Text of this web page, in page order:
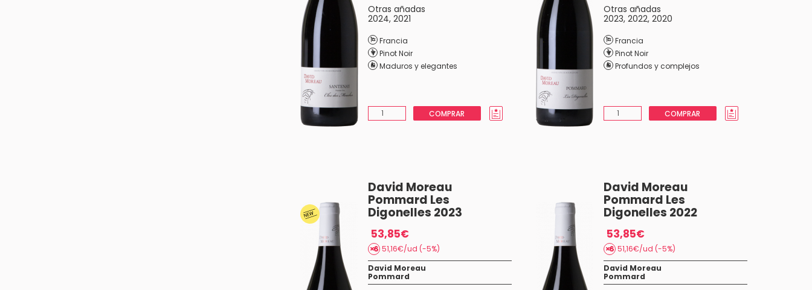
Otras añadas
2024, 2021
Francia
Pinot Noir
Maduros y elegantes
COMPRAR
Otras añadas
2023, 2022, 2020
Francia
Pinot Noir
Profundos y complejos
COMPRAR
David Moreau
Pommard Les
Digonelles 2023
53,85€
51,16€/ud (-5%)
David Moreau
Pommard
David Moreau
Pommard Les
Digonelles 2022
53,85€
51,16€/ud (-5%)
David Moreau
Pommard